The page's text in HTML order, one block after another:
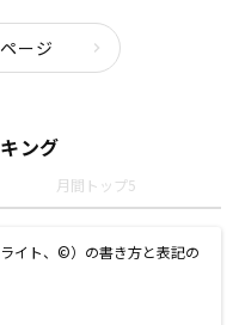
ージ
ング
月間トップ5
イト、©）の書き方と表記の